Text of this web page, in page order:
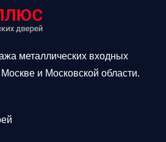
металлических входных
и Московской области.